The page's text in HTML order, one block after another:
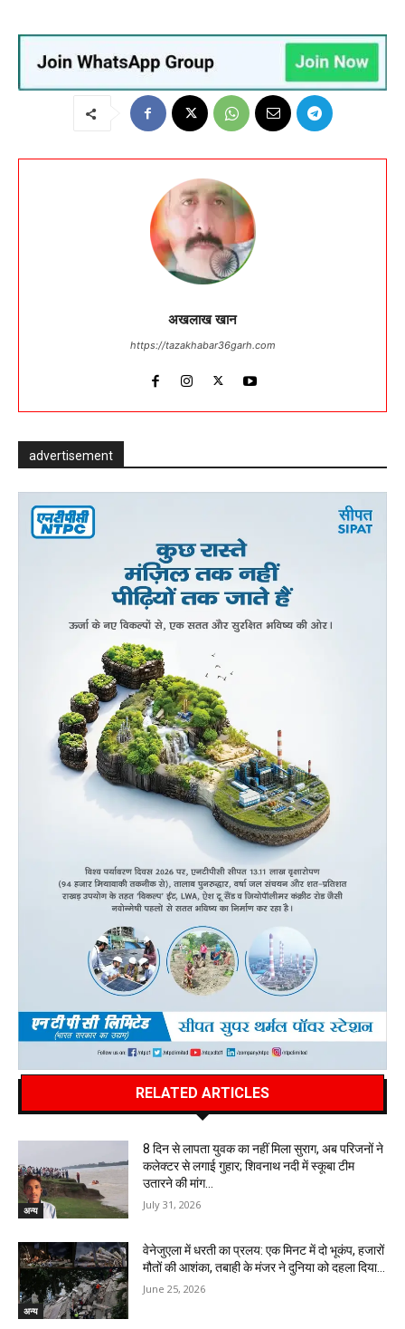
अखलाख खान
https://tazakhabar36garh.com
advertisement
RELATED ARTICLES
अन्य
8 दिन से लापता युवक का नहीं मिला सुराग, अब परिजनों ने
कलेक्टर से लगाई गुहार; शिवनाथ नदी में स्कूबा टीम
उतारने की मांग…
July 31, 2026
अन्य
वेनेजुएला में धरती का प्रलय: एक मिनट में दो भूकंप, हजारों
मौतों की आशंका, तबाही के मंजर ने दुनिया को दहला दिया…
June 25, 2026